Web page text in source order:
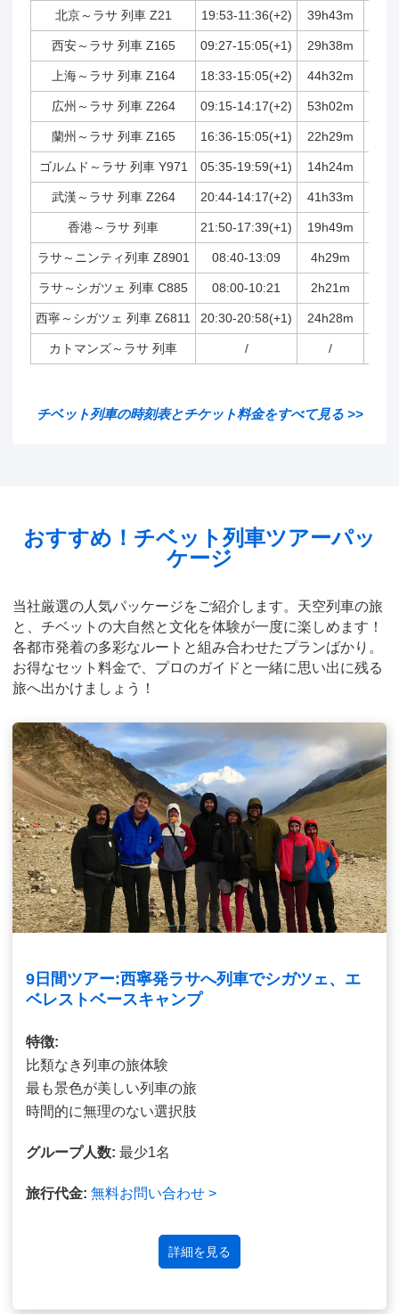
北京～ラサ 列車 Z21 19:53-11:36(+2) 39h43m
西安～ラサ 列車 Z165 09:27-15:05(+1) 29h38m
上海～ラサ 列車 Z164 18:33-15:05(+2) 44h32m
広州～ラサ 列車 Z264 09:15-14:17(+2) 53h02m
蘭州～ラサ 列車 Z165 16:36-15:05(+1) 22h29m
ゴルムド～ラサ 列車 Y971 05:35-19:59(+1) 14h24m
武漢～ラサ 列車 Z264 20:44-14:17(+2) 41h33m
香港～ラサ 列車 21:50-17:39(+1) 19h49m
ラサ～ニンティ列車 Z8901 08:40-13:09 4h29m
ラサ～シガツェ 列車 C885 08:00-10:21 2h21m
西寧～シガツェ 列車 Z6811 20:30-20:58(+1) 24h28m
カトマンズ～ラサ 列車 / /
チベット列車の時刻表とチケット料金をすべて見る >>
おすすめ！チベット列車ツアーパッ
ケージ
当社厳選の人気パッケージをご紹介します。天空列車の旅
と、チベットの大自然と文化を体験が一度に楽しめます！
各都市発着の多彩なルートと組み合わせたプランばかり。
お得なセット料金で、プロのガイドと一緒に思い出に残る
旅へ出かけましょう！
9日間ツアー:西寧発ラサへ列車でシガツェ、エ
ベレストベースキャンプ
特徴:
比類なき列車の旅体験
最も景色が美しい列車の旅
時間的に無理のない選択肢
グループ人数: 最少1名
旅行代金: 無料お問い合わせ >
詳細を見る